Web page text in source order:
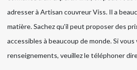
adresser à Artisan couvreur Viss. Il a
matière. Sachez qu'il peut proposer des
accessibles à beaucoup de monde. Si
renseignements, veuillez le téléphoner